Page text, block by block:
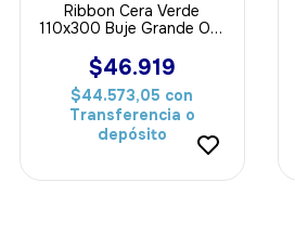
Ribbon Cera Verde
110x300 Buje Grande Out
$46.919
$44.573,05 con
Transferencia o
depósito